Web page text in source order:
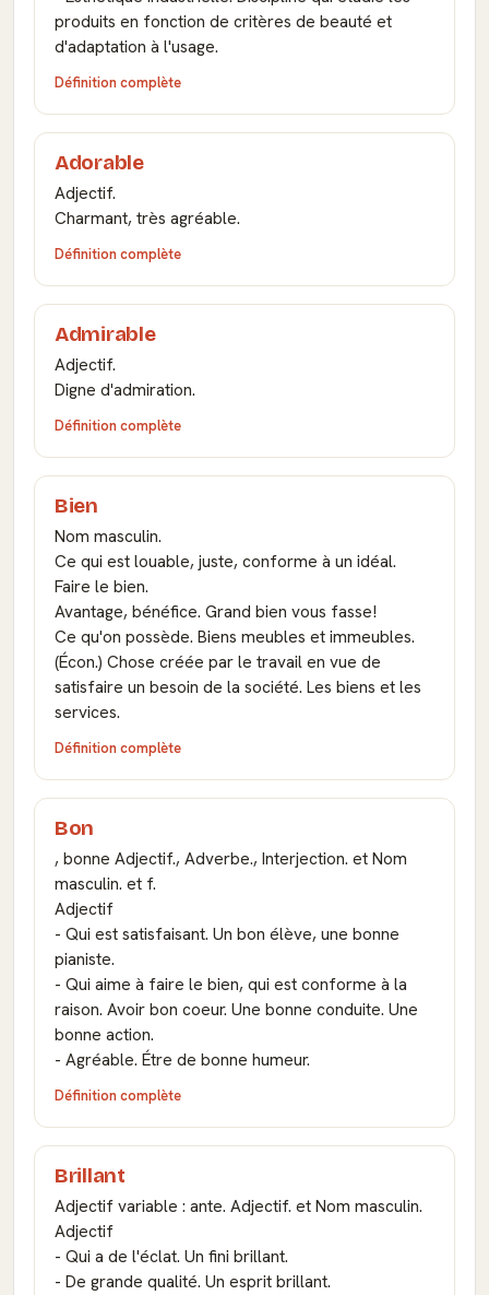
produits en fonction de critères de beauté et
d'adaptation à l'usage.
Définition complète
Adorable
Adjectif.
Charmant, très agréable.
Définition complète
Admirable
Adjectif.
Digne d'admiration.
Définition complète
Bien
Nom masculin.
Ce qui est louable, juste, conforme à un idéal.
Faire le bien.
Avantage, bénéfice. Grand bien vous fasse!
Ce qu'on possède. Biens meubles et immeubles.
(Écon.) Chose créée par le travail en vue de
satisfaire un besoin de la société. Les biens et les
services.
Définition complète
Bon
, bonne Adjectif., Adverbe., Interjection. et Nom
masculin. et f.
Adjectif
- Qui est satisfaisant. Un bon élève, une bonne
pianiste.
- Qui aime à faire le bien, qui est conforme à la
raison. Avoir bon coeur. Une bonne conduite. Une
bonne action.
- Agréable. Étre de bonne humeur.
Définition complète
Brillant
Adjectif variable : ante. Adjectif. et Nom masculin.
Adjectif
- Qui a de l'éclat. Un fini brillant.
- De grande qualité. Un esprit brillant.